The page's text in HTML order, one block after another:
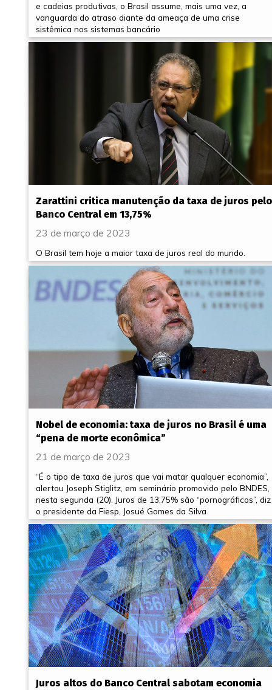
e cadeias produtivas, o Brasil assume, mais uma vez, a
vanguarda do atraso diante da ameaça de uma crise
sistêmica nos sistemas bancário
Zarattini critica manutenção da taxa de juros pelo
Banco Central em 13,75%
23 de março de 2023
O Brasil tem hoje a maior taxa de juros real do mundo.
Nobel de economia: taxa de juros no Brasil é uma
“pena de morte econômica”
21 de março de 2023
“É o tipo de taxa de juros que vai matar qualquer economia”,
alertou Joseph Stiglitz, em seminário promovido pelo BNDES,
nesta segunda (20). Juros de 13,75% são “pornográficos”, diz
o presidente da Fiesp, Josué Gomes da Silva
Juros altos do Banco Central sabotam economia